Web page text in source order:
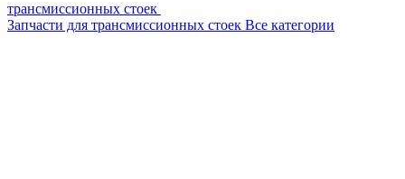
трансмиссионных стоек
Запчасти для трансмиссионных стоек Все категории